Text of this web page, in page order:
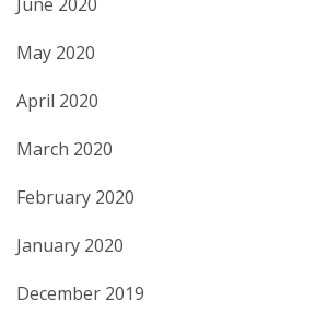
May 2020
April 2020
March 2020
February 2020
January 2020
December 2019